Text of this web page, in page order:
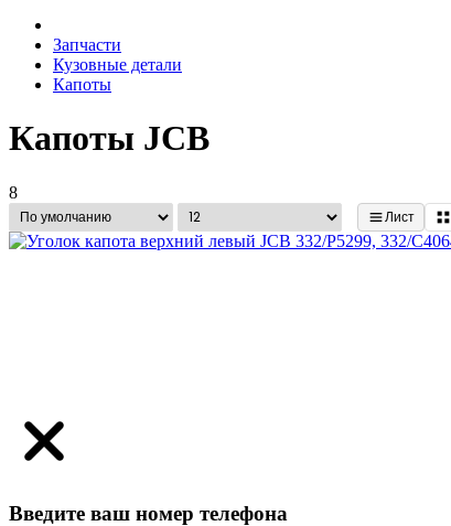
Запчасти
Кузовные детали
Капоты
Капоты JCB
8
Лист
Введите ваш номер телефона